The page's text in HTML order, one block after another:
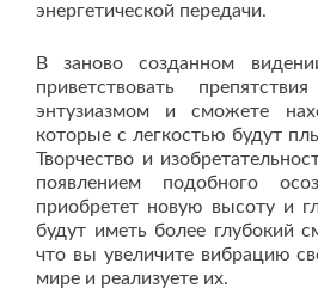
энергетической передачи.
В заново созданном
приветствовать
энтузиазмом и сможете
которые с легкостью будут
Творчество и
появлением подобного
приобретет новую высоту и
будут иметь более глубокий
что вы увеличите вибрацию
мире и реализуете их.